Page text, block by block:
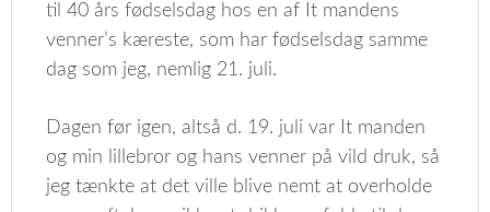
til 40 års fødselsdag hos en af It mandens
venner’s kæreste, som har fødselsdag samme
dag som jeg, nemlig 21. juli.
Dagen før igen, altså d. 19. juli var It manden
og min lillebror og hans venner på vild druk, så
jeg tænkte at det ville blive nemt at overholde